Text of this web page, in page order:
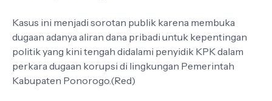
Kasus ini menjadi sorotan publik karena membuka
dugaan adanya aliran dana pribadi untuk kepentingan
politik yang kini tengah didalami penyidik KPK dalam
perkara dugaan korupsi di lingkungan Pemerintah
Kabupaten Ponorogo.(Red)